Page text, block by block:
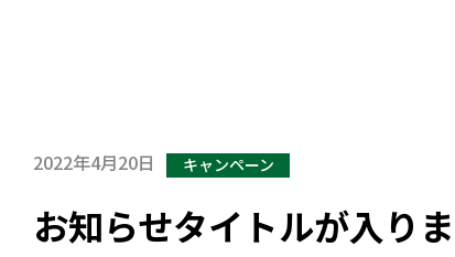
2022年4月20日 キャンペーン
お知らせタイトルが入りま